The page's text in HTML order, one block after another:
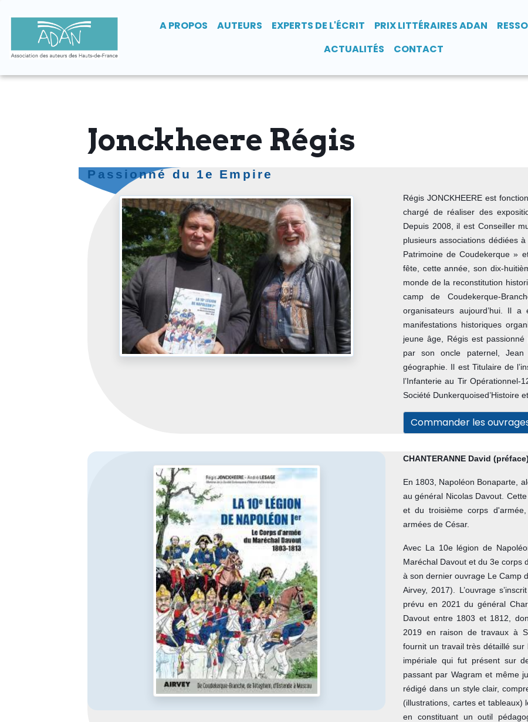
A PROPOS AUTEURS EXPERTS DE L'ÉCRIT PRIX LITTÉRAIRES ADAN
ACTUALITÉS
CONTACT
Jonckheere Régis
Passionné du 1e Empire
Régis JONCKHEERE est
chargé de réaliser des
Depuis 2008, il est Conseiller
plusieurs associations dédiées
Patrimoine de Coudekerque »
fête, cette année, son dix-
monde de la reconstitution
camp de Coudekerque-
organisateurs aujourd’hui. Il
manifestations historiques
jeune âge, Régis est
par son oncle paternel,
géographie. Il est Titulaire de
l’Infanterie au Tir Opérationnel-
Société Dunkerquoised’Histoire
Commander les
CHANTERANNE David
En 1803, Napoléon Bonaparte,
au général Nicolas Davout.
et du troisième corps
armées de César.
Avec La 10e légion de
Maréchal Davout et du 3e corps
à son dernier ouvrage Le Camp
Airvey, 2017). L’ouvrage
prévu en 2021 du général
Davout entre 1803 et 1812,
2019 en raison de travaux à
fournit un travail très détaillé
impériale qui fut présent sur
passant par Wagram et même
rédigé dans un style clair,
(illustrations, cartes et tableaux)
en constituant un outil